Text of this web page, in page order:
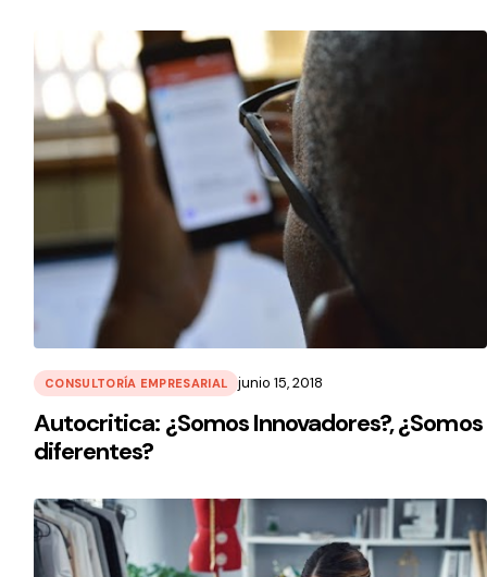
CONSULTORÍA EMPRESARIAL junio 15, 2018
Autocritica: ¿Somos Innovadores?, ¿Somos
diferentes?